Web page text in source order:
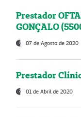
Prestador
GONÇALO
07 de Agosto de 2020
Prestador
01 de Abril de 2020